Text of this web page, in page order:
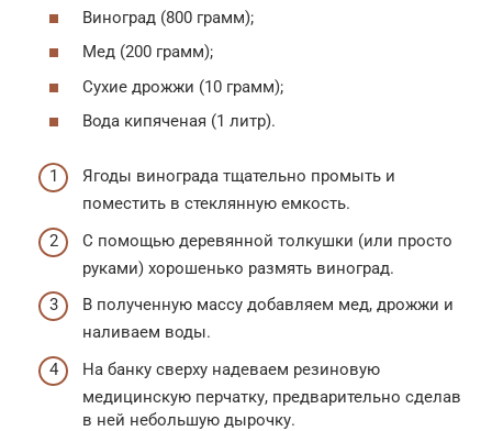
Виноград (800 грамм);
Мед (200 грамм);
Сухие дрожжи (10 грамм);
Вода кипяченая (1 литр).
Ягоды винограда тщательно промыть и
поместить в стеклянную емкость.
С помощью деревянной толкушки (или просто
руками) хорошенько размять виноград.
В полученную массу добавляем мед, дрожжи и
наливаем воды.
На банку сверху надеваем резиновую
медицинскую перчатку, предварительно сделав
в ней небольшую дырочку.